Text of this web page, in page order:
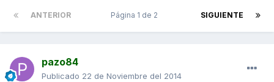
ANTERIOR SIGUIENTE
Página 1 de 2
pazo84
Publicado 22 de Noviembre del 2014